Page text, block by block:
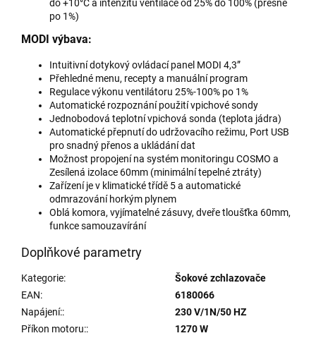
do +10°C a intenzitu ventilace od 25% do 100% (přesně
po 1%)
MODI výbava:
Intuitivní dotykový ovládací panel MODI 4,3”
Přehledné menu, recepty a manuální program
Regulace výkonu ventilátoru 25%-100% po 1%
Automatické rozpoznání použití vpichové sondy
Jednobodová teplotní vpichová sonda (teplota jádra)
Automatické přepnutí do udržovacího režimu, Port USB
pro snadný přenos a ukládání dat
Možnost propojení na systém monitoringu COSMO a
Zesílená izolace 60mm (minimální tepelné ztráty)
Zařízení je v klimatické třídě 5 a automatické
odmrazování horkým plynem
Oblá komora, vyjímatelné zásuvy, dveře tloušťka 60mm,
funkce samouzavírání
Doplňkové parametry
Kategorie:
Šokové zchlazovače
EAN:
6180066
Napájení::
230 V/1N/50 HZ
Příkon motoru::
1270 W